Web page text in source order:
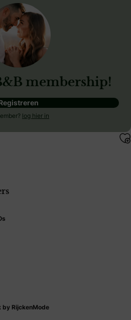
membership!
log hier in
RijckenMode